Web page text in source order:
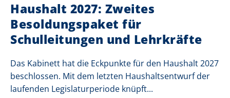
Haushalt 2027: Zweites
Besoldungspaket für
Schulleitungen und Lehrkräfte
Das Kabinett hat die Eckpunkte für den Haushalt 2027
beschlossen. Mit dem letzten Haushaltsentwurf der
laufenden Legislaturperiode knüpft...